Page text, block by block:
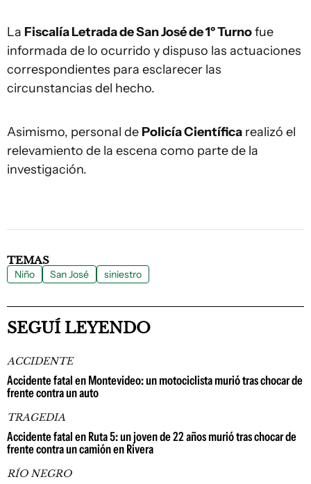
La Fiscalía Letrada de San José de 1º Turnofue
informada de lo ocurrido y dispuso las actuaciones
correspondientes para esclarecer las
circunstancias del hecho.
Asimismo, personal de Policía Científica realizó el
relevamiento de la escena como parte de la
investigación.
TEMAS
Niño San José siniestro
SEGUÍ LEYENDO
ACCIDENTE
Accidente fatal en Montevideo: un motociclista murió tras chocar de
frente contra un auto
TRAGEDIA
Accidente fatal en Ruta 5: un joven de 22 años murió tras chocar de
frente contra un camión en Rivera
RÍO NEGRO